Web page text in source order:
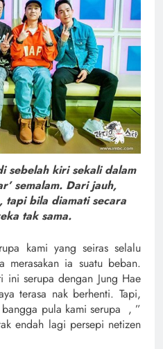
sebelah kiri sekali dalam
semalam. Dari jauh,
tapi bila diamati secara
tak sama.
kami yang seiras selalu
merasakan ia suatu beban.
ini serupa dengan Jung Hae
terasa nak berhenti. Tapi,
bangga pula kami serupa , ”
endah lagi persepi netizen